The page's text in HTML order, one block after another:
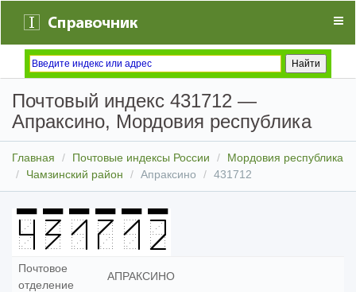
Почтовый индекс 431712 —
Апраксино, Мордовия республика
Главная Почтовые индексы России
Мордовия республика
Чамзинский район
Апраксино 431712
Почтовое
отделение
АПРАКСИНО